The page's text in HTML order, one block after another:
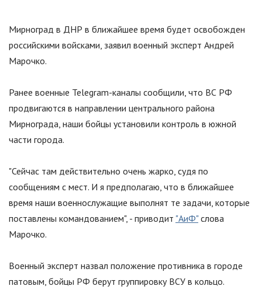
Мирноград в ДНР в ближайшее время будет освобожден
российскими войсками, заявил военный эксперт Андрей
Марочко.
Ранее военные Telegram-каналы сообщили, что ВС РФ
продвигаются в направлении центрального района
Мирнограда, наши бойцы установили контроль в южной
части города.
"Сейчас там действительно очень жарко, судя по
сообщениям с мест. И я предполагаю, что в ближайшее
время наши военнослужащие выполнят те задачи, которые
поставлены командованием", - приводит "АиФ"слова
Марочко.
Военный эксперт назвал положение противника в городе
патовым, бойцы РФ берут группировку ВСУ в кольцо.